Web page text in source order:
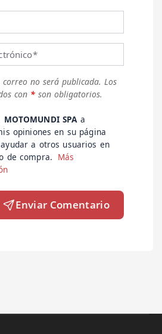
correo no será publicada. Los
con * son obligatorios.
MOTOMUNDI SPA a
opiniones en su página
a otros usuarios en
de compra. Más
Enviar Comentario